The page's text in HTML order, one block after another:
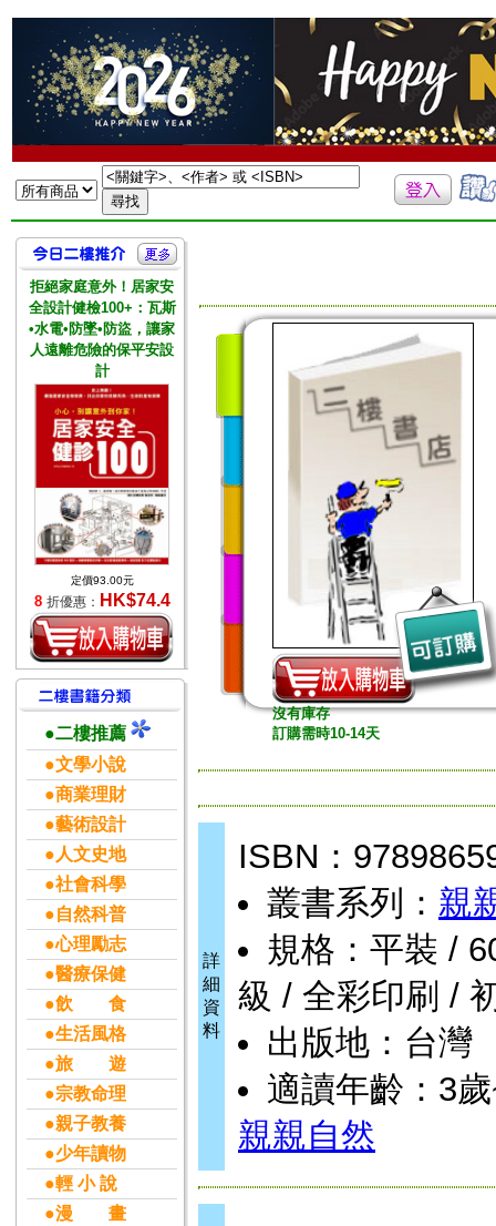
拒絕家庭意外！居家安
全設計健檢100+：瓦斯
•水電•防墜•防盜，讓家
人遠離危險的保平安設
計
定價93.00元
8 折優惠： HK$74.4
●二樓推薦
●文學小說
●商業理財
●藝術設計
●人文史地
●社會科學
●自然科普
●心理勵志
●醫療保健
●飲 食
●生活風格
●旅 遊
●宗教命理
●親子教養
●少年讀物
●輕 小 說
●漫 畫
沒有庫存
訂購需時10-14天
詳
細
資
料
ISBN：
叢書系列： 親
規格：平裝 /
級 / 全彩印刷 /
出版地：台灣
適讀年齡：3
親親自然